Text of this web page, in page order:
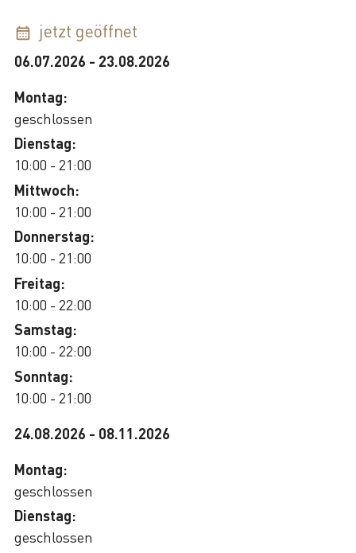
jetzt geöffnet
06.07.2026 - 23.08.2026
Montag:
geschlossen
Dienstag:
10:00 - 21:00
Mittwoch:
10:00 - 21:00
Donnerstag:
10:00 - 21:00
Freitag:
10:00 - 22:00
Samstag:
10:00 - 22:00
Sonntag:
10:00 - 21:00
24.08.2026 - 08.11.2026
Montag:
geschlossen
Dienstag:
geschlossen